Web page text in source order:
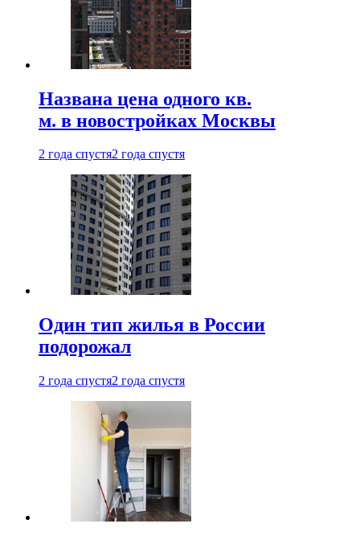
Названа цена одного кв.
м. в новостройках Москвы
2 года спустя2 года спустя
Один тип жилья в России
подорожал
2 года спустя2 года спустя